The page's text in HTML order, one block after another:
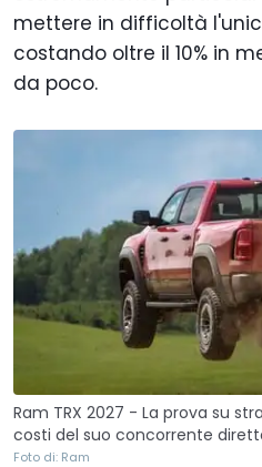
mettere in difficoltà
costando oltre il 10% in
da poco.
Ram TRX 2027 - La prova su
costi del suo concorrente
Foto di: Ram